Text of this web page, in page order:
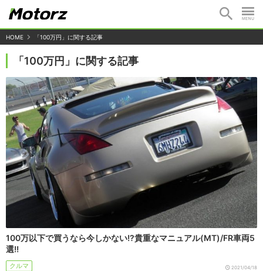
HOME 「100万円」に関する記事
「100万円」に関する記事
100万以下で買うなら今しかない!?貴重なマニュアル(MT)/FR車両5
選!!
クルマ 2021/04/18